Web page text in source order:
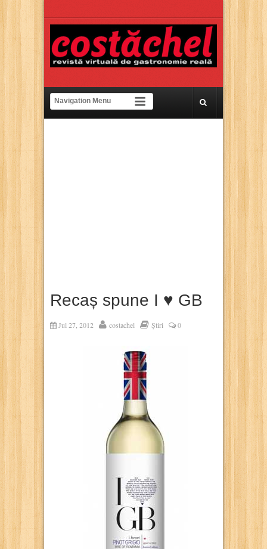
Recaș spune I ♥ GB
Jul 27, 2012 costachel Știri 0